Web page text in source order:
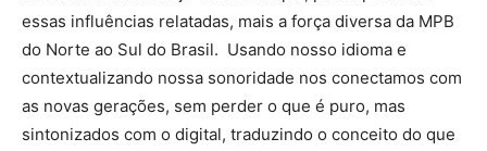
essas influências relatadas, mais a força diversa da MPB
do Norte ao Sul do Brasil. Usando nosso idioma e
contextualizando nossa sonoridade nos conectamos com
as novas gerações, sem perder o que é puro, mas
sintonizados com o digital, traduzindo o conceito do que